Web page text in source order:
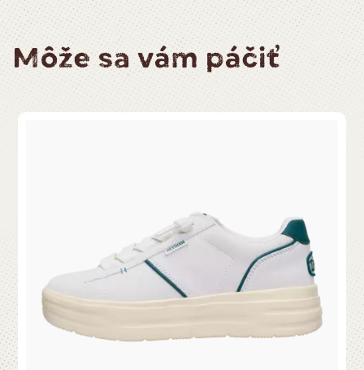
Môže sa vám páčiť